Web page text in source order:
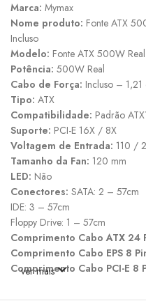
Marca: Mymax
Nome produto: Fonte ATX
Incluso
Modelo: Fonte ATX 500W Real
Potência: 500W Real
Cabo de Força: Incluso – 1,21
Tipo: ATX
Compatibilidade: Padrão
Suporte: PCI-E 16X / 8X
Voltagem de Entrada: 110 /
Tamanho da Fan: 120 mm
LED: Não
Conectores: SATA: 2 – 57cm
IDE: 3 – 57cm
Floppy Drive: 1 – 57cm
Comprimento Cabo ATX 24
Comprimento Cabo EPS 8
Comprimento Cabo PCI-E 8
ver mais